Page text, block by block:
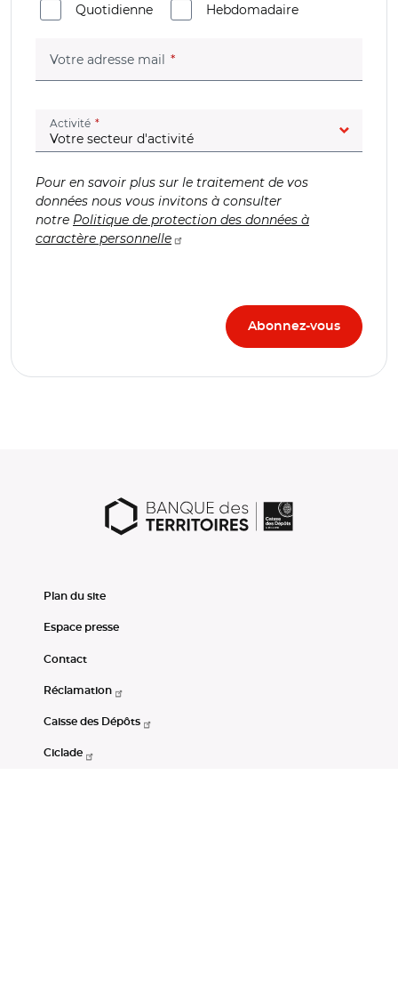
Quotidienne
Hebdomadaire
Votre adresse mail (champ obligatoire)
Activité (champ obligatoire)
Pour en savoir plus sur le traitement de vos
données nous vous invitons à consulter
notre Politique de protection des données à
caractère personnelle
Plan du site
Espace presse
Contact
Réclamation
Caisse des Dépôts
Ciclade